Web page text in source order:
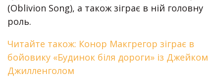
(Oblivion Song), а також зіграє в ній головну
роль.
Читайте також: Конор Макгрегор зіграє в
бойовику «Будинок біля дороги» із Джейком
Джилленголом